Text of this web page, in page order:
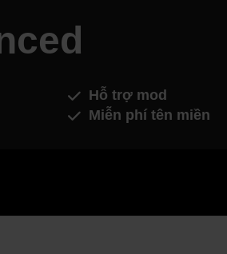
Hỗ trợ mod
Miễn phí tên miền